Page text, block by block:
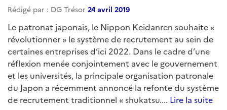
Rédigé par : DG Trésor 24 avril 2019
Le patronat japonais, le Nippon Keidanren souhaite «
révolutionner » le système de recrutement au sein de
certaines entreprises d’ici 2022. Dans le cadre d’une
réflexion menée conjointement avec le gouvernement
et les universités, la principale organisation patronale
du Japon a récemment annoncé la refonte du système
de recrutement traditionnel « shukatsu.... Lire la suite